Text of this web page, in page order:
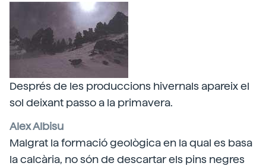
Després de les produccions hivernals apareix el
sol deixant passo a la primavera.
Alex Albisu
Malgrat la formació geològica en la qual es basa
la calcària, no són de descartar els pins negres